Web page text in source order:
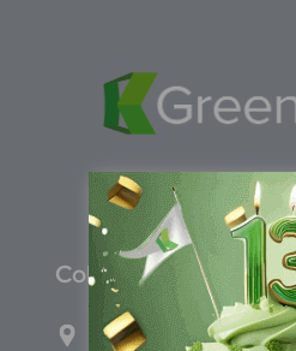
Colombia
Carrera 71G #117-67 INT